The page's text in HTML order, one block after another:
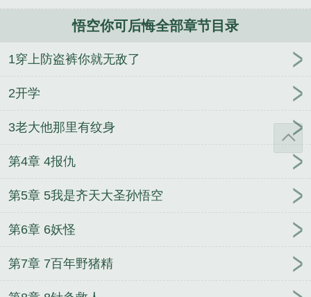
悟空你可后悔全部章节目录
1穿上防盗裤你就无敌了
2开学
3老大他那里有纹身
第4章 4报仇
第5章 5我是齐天大圣孙悟空
第6章 6妖怪
第7章 7百年野猪精